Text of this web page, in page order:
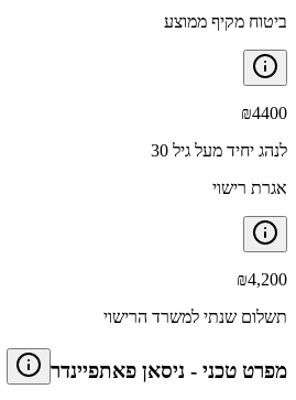
ביטוח מקיף ממוצע
₪4400
לנהג יחיד מעל גיל 30
אגרת רישוי
₪4,200
תשלום שנתי למשרד הרישוי
מפרט טכני - ניסאן פאתפיינדר